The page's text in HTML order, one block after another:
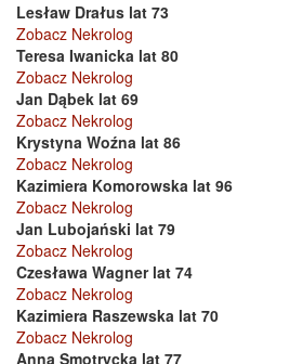
Lesław Drałus lat 73
Zobacz Nekrolog
Teresa Iwanicka lat 80
Zobacz Nekrolog
Jan Dąbek lat 69
Zobacz Nekrolog
Krystyna Woźna lat 86
Zobacz Nekrolog
Kazimiera Komorowska lat 96
Zobacz Nekrolog
Jan Lubojański lat 79
Zobacz Nekrolog
Czesława Wagner lat 74
Zobacz Nekrolog
Kazimiera Raszewska lat 70
Zobacz Nekrolog
Anna Smotrycka lat 77